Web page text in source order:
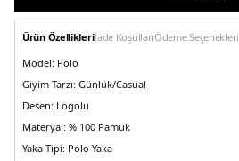
Ürün Özellikleriİade KoşullarıÖdeme Seçenekleri
Model: Polo
Giyim Tarzı: Günlük/Casual
Desen: Logolu
Materyal: % 100 Pamuk
Yaka Tipi: Polo Yaka